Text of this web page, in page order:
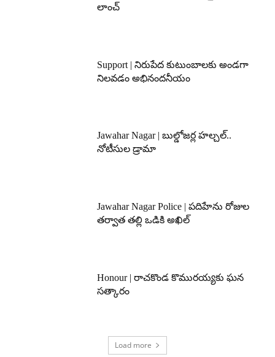
లాంచ్
Support | నిరుపేద కుటుంబాలకు అండగా
నిలవడం అభినందనీయం
Jawahar Nagar | బుల్డోజర్ల హల్చల్..
నోటీసుల డ్రామా
Jawahar Nagar Police | పదిహేను రోజుల
తర్వాత తల్లి ఒడికి అఖిల్
Honour | రాచకొండ కొమురయ్యకు ఘన
సత్కారం
Load more